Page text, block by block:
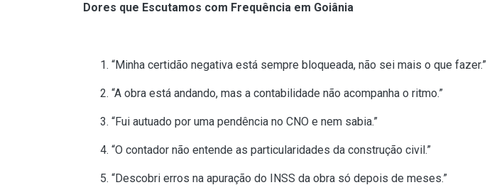
Dores que Escutamos com Frequência em Goiânia
“Minha certidão negativa está sempre bloqueada, não sei mais o que fazer.”
“A obra está andando, mas a contabilidade não acompanha o ritmo.”
“Fui autuado por uma pendência no CNO e nem sabia.”
“O contador não entende as particularidades da construção civil.”
“Descobri erros na apuração do INSS da obra só depois de meses.”